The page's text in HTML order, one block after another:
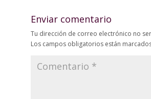
Enviar comentario
Tu dirección de correo electrónico no
Los campos obligatorios están